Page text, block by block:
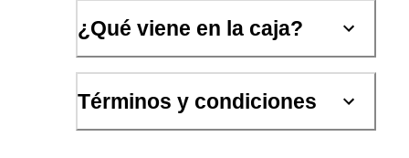
¿Qué viene en la caja?
Términos y condiciones